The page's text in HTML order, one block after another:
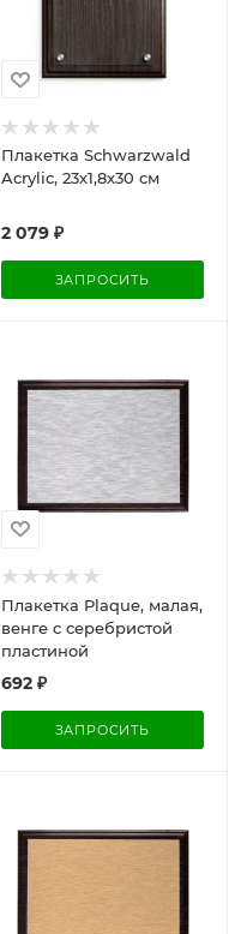
Плакетка Schwarzwald
Acrylic, 23х1,8х30 см
2 079₽
ЗАПРОСИТЬ
Плакетка Plaque, малая,
венге с серебристой
пластиной
692₽
ЗАПРОСИТЬ